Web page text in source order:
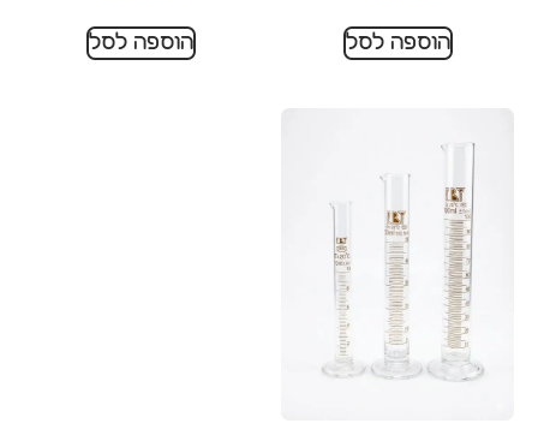
הוספה לסל הוספה לסל
כדי שהאתר
שלנו יתפקד
בצורה
מיטבית
במהלך
הביקור
שלך. אם
תסרב
לקובצי
Cookie אלו,
חלק